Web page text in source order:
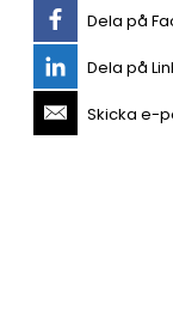
Dela på
Dela på
Skicka e-